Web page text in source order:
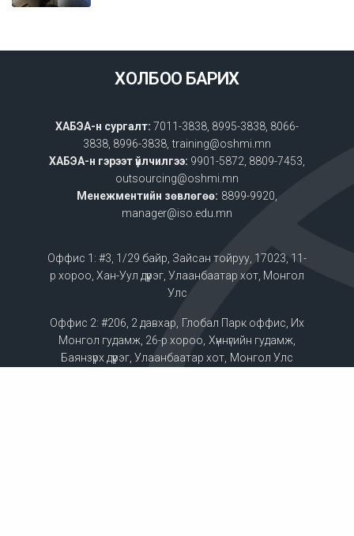
ХОЛБОО БАРИХ
ХАБЭА-н сургалт: 7011-3838, 8995-3838, 8066-
3838, 8996-3838, training@oshmi.mn
ХАБЭА-н гэрээт үйлчилгээ: 9901-5872, 8809-7453,
outsourcing@oshmi.mn
Менежментийн зөвлөгөө: 8899-9920,
manager@iso.edu.mn
Оффис 1: #3, 1/29 байр, Зайсан тойруу, 17023, 11-
р хороо, Хан-Уул дүүрэг, Улаанбаатар хот, Монгол
Улс
Оффис 2: #206, 2 давхар, Глобал Парк оффис, Их
Монгол гудамж, 26-р хороо, Хүннүгийн гудамж,
Баянзүрх дүүрэг, Улаанбаатар хот, Монгол Улс